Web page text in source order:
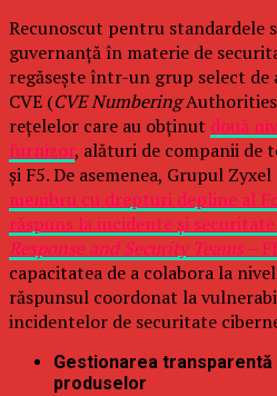
Recunoscut pentru standardele
guvernanță în materie de
regăsește într-un grup select
CVE (CVE Numbering
rețelelor care au obținut două
furnizor, alături de companii de
și F5. De asemenea, Grupul
membru cu drepturi depline al
răspuns la incidente și
Response and Security Teams –
capacitatea de a colabora la
răspunsul coordonat la
incidentelor de securitate
Gestionarea transparentă
produselor